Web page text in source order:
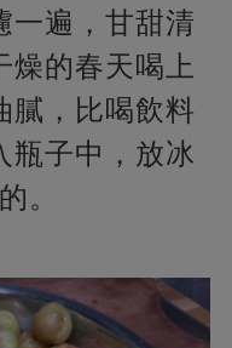
一遍，甘甜清
燥的春天喝上
膩，比喝飲料
瓶子中，放冰
。